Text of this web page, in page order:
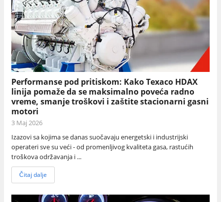
Performanse pod pritiskom: Kako Texaco HDAX
linija pomaže da se maksimalno poveća radno
vreme, smanje troškovi i zaštite stacionarni gasni
motori
3 Maj 2026
Izazovi sa kojima se danas suočavaju energetski i industrijski
operateri sve su veći - od promenljivog kvaliteta gasa, rastućih
troškova održavanja i ...
Čitaj dalje